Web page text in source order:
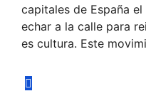
capitales de España
echar a la calle para
es cultura. Este